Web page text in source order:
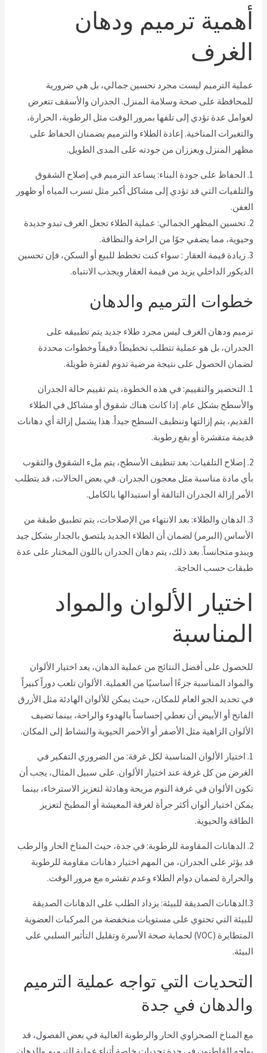
أهمية ترميم ودهان
الغرف
عملية الترميم ليست مجرد تحسين جمالي، بل هي ضرورية
للمحافظة على صحة وسلامة المنزل. الجدران والأسقف تتعرض
لعوامل عدة تؤدي إلى تلفها بمرور الوقت مثل الرطوبة، الحرارة،
والتغيرات المناخية. إعادة الطلاء والترميم يضمنان الحفاظ على
مظهر المنزل ويعززان من جودته على المدى الطويل.
1. الحفاظ على جودة البناء: يساعد الترميم في إصلاح الشقوق
والتلفيات التي قد تؤدي إلى مشاكل أكبر مثل تسرب المياه أو ظهور
العفن.
2. تحسين المظهر الجمالي: عملية الطلاء تجعل الغرف تبدو جديدة
وحيوية، مما يضفي جوًا من الراحة والنظافة.
3. زيادة قيمة العقار : سواء كنت تخطط للبيع أو السكن، فإن تحسين
الديكور الداخلي يزيد من قيمة العقار ويجذب الانتباه.
خطوات الترميم والدهان
ترميم ودهان الغرف ليس مجرد طلاء جديد يتم تطبيقه على
الجدران، بل هو عملية تتطلب تخطيطاً دقيقاً وخطوات محددة
لضمان الحصول على نتيجة مرضية تدوم لفترة طويلة.
1. التحضير والتقييم: في هذه الخطوة، يتم تقييم حالة الجدران
والأسطح بشكل عام. إذا كانت هناك شقوق أو مشاكل في الطلاء
القديم، يتم إزالتها وتنظيف السطح جيداً. هذا يشمل إزالة أي دهانات
قديمة متقشرة أو بقع رطوبة.
2. إصلاح التلفيات: بعد تنظيف الأسطح، يتم ملء الشقوق والثقوب
بأي مادة مناسبة مثل معجون الجدران. في بعض الحالات، قد يتطلب
الأمر إزالة الجدران التالفة أو استبدالها بالكامل.
3. الدهان والطلاء: بعد الانتهاء من الإصلاحات، يتم تطبيق طبقة من
الأساس (البرمر) لضمان أن الطلاء الجديد يلتصق بالجدار بشكل جيد
ويبدو متجانساً. بعد ذلك، يتم دهان الجدران باللون المختار على عدة
طبقات حسب الحاجة.
اختيار الألوان والمواد
المناسبة
للحصول على أفضل النتائج من عملية الدهان، يعد اختيار الألوان
والمواد المناسبة جزءًا أساسيًا من العملية. الألوان تلعب دوراً كبيراً
في تحديد الجو العام للمكان، حيث يمكن للألوان الهادئة مثل الأزرق
الفاتح أو الأبيض أن تعطي إحساساً بالهدوء والراحة، بينما تضيف
الألوان الزاهية مثل الأصفر أو الأحمر الحيوية والنشاط إلى المكان.
1. اختيار الألوان المناسبة لكل غرفة: من الضروري التفكير في
الغرض من كل غرفة عند اختيار الألوان. على سبيل المثال، يجب أن
تكون الألوان في غرفة النوم مريحة وهادئة لتعزيز الاسترخاء، بينما
يمكن اختيار ألوان أكثر جرأة لغرفة المعيشة أو المطبخ لتعزيز
الطاقة والحيوية.
2. الدهانات المقاومة للرطوبة: في جدة، حيث المناخ الحار والرطب
قد يؤثر على الجدران، من المهم اختيار دهانات مقاومة للرطوبة
والحرارة لضمان دوام الطلاء وعدم تقشره مع مرور الوقت.
3.الدهانات الصديقة للبيئة: يزداد الطلب على الدهانات الصديقة
للبيئة التي تحتوي على مستويات منخفضة من المركبات العضوية
المتطايرة (VOC) لحماية صحة الأسرة وتقليل التأثير السلبي على
البيئة.
التحديات التي تواجه عملية الترميم
والدهان في جدة
مع المناخ الصحراوي الحار والرطوبة العالية في بعض الفصول، قد